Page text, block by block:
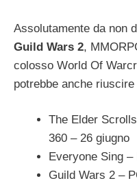
Assolutamente da non
Guild Wars 2,
colosso World Of
potrebbe anche
The Elder
360 – 26 giugno
Everyone Sing
Guild Wars 2 –